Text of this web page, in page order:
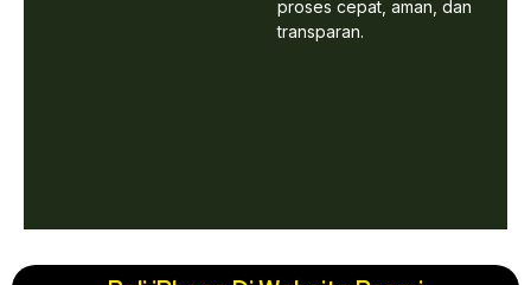
proses cepat, aman, dan
transparan.